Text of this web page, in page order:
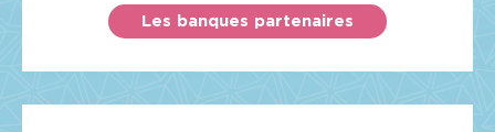
Les banques partenaires